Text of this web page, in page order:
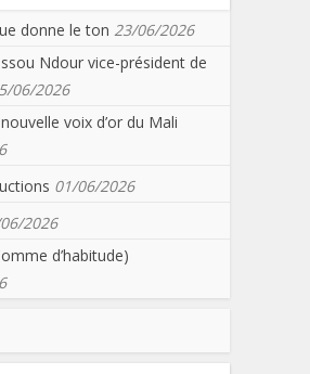
donne le ton 23/06/2026
Ndour vice-président de
06/2026
voix d’or du Mali
01/06/2026
2026
d’habitude)